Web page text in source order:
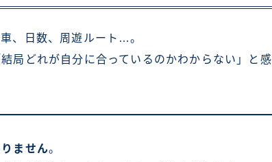
、日数、周遊ルート…。
局どれが自分に合っているのかわからない」と感
ません。